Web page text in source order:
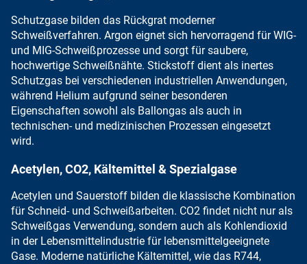
Schutzgase bilden das Rückgrat moderner
Schweißverfahren. Argon eignet sich hervorragend fürWIG-
und MIG-Schweißprozesse und sorgt für saubere,
hochwertige Schweißnähte. Stickstoff dient als inertes
Schutzgas bei verschiedenen industriellen Anwendungen,
während Helium aufgrund seiner besonderen
Eigenschaften sowohl als Ballongas als auch in
technischen- und medizinischen Prozessen eingesetzt
wird.
Acetylen, CO2, Kältemittel & Spezialgase
Acetylen und Sauerstoff bilden die klassische Kombination
für Schneid- und Schweißarbeiten. CO2 findet nicht nur als
Schweißgas Verwendung, sondern auch als Kohlendioxid
in der Lebensmittelindustrie für lebensmittelgeeignete
Gase. Moderne natürliche Kältemittel , wie das R744,